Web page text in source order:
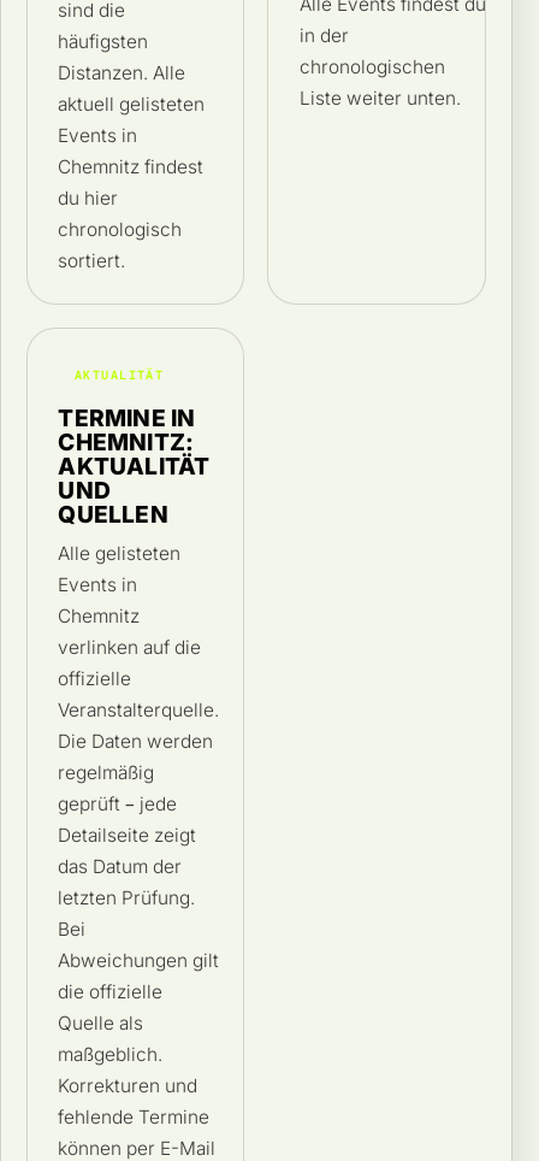
sind die
häufigsten
Distanzen. Alle
aktuell gelisteten
Events in
Chemnitz findest
du hier
chronologisch
sortiert.
in der
chronologischen
Liste weiter unten.
AKTUALITÄT
TERMINE IN
CHEMNITZ:
AKTUALITÄT
UND
QUELLEN
Alle gelisteten
Events in
Chemnitz
verlinken auf die
offizielle
Veranstalterquelle.
Die Daten werden
regelmäßig
geprüft – jede
Detailseite zeigt
das Datum der
letzten Prüfung.
Bei
Abweichungen gilt
die offizielle
Quelle als
maßgeblich.
Korrekturen und
fehlende Termine
können per E-Mail